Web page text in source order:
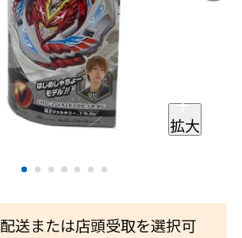
拡大
配送または店頭受取を選択可